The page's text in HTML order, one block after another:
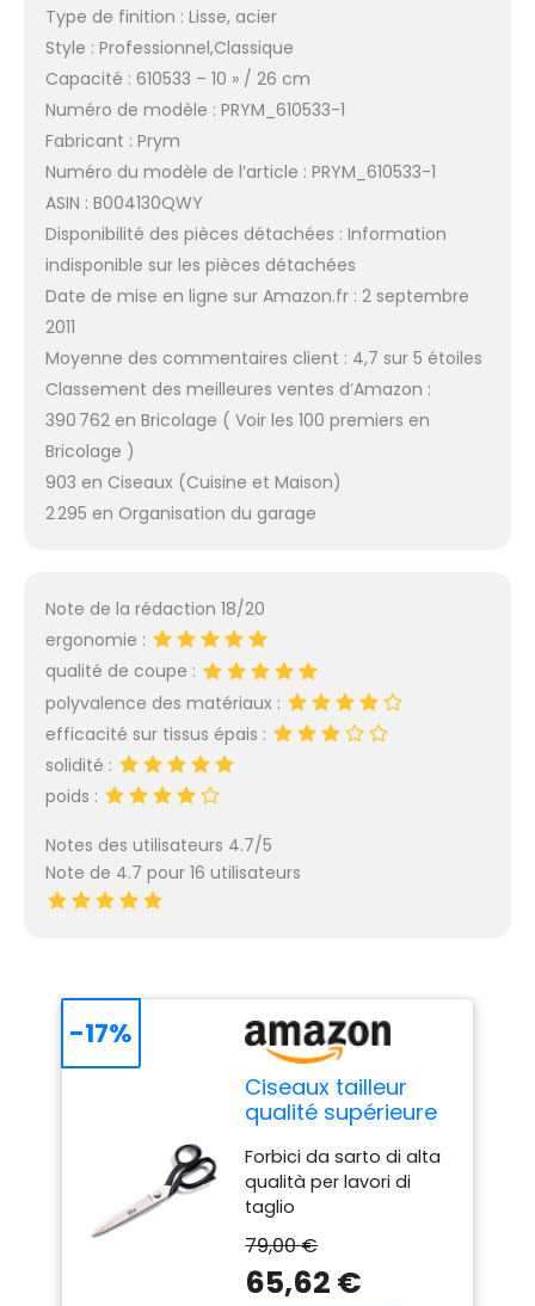
Type de finition : Lisse, acier
Style : Professionnel,Classique
Capacité : 610533 – 10 » / 26 cm
Numéro de modèle : PRYM_610533-1
Fabricant : Prym
Numéro du modèle de l’article : PRYM_610533-1
ASIN : B004130QWY
Disponibilité des pièces détachées : Information
indisponible sur les pièces détachées
Date de mise en ligne sur Amazon.fr : 2 septembre
2011
Moyenne des commentaires client : 4,7 sur 5 étoiles
Classement des meilleures ventes d’Amazon :
390 762 en Bricolage ( Voir les 100 premiers en
Bricolage )
903 en Ciseaux (Cuisine et Maison)
2 295 en Organisation du garage
Note de la rédaction 18/20
ergonomie :
qualité de coupe :
polyvalence des matériaux :
efficacité sur tissus épais :
solidité :
poids :
Notes des utilisateurs 4.7/5
Note de 4.7 pour 16 utilisateurs
Ciseaux tailleur
qualité supérieure
Forbici da sarto di alta
qualità per lavori di
taglio
79,00 €
65,62 €
-17%